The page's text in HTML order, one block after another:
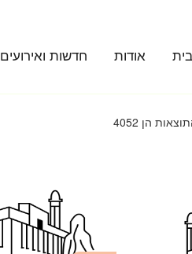
אודות חדשות ואירועים
הן 4052